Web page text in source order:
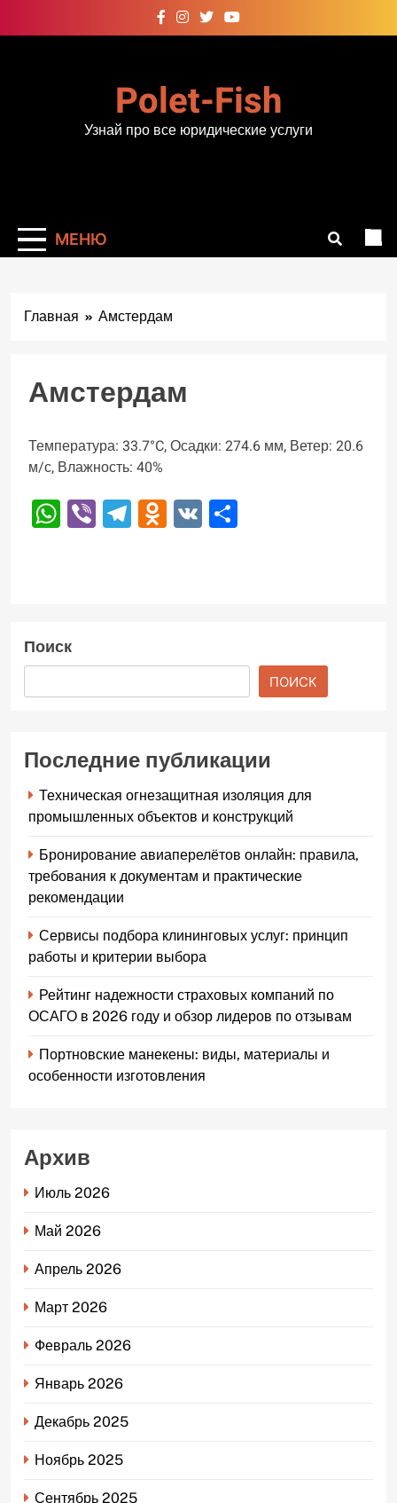
к
Polet-Fish
Узнай про все юридические услуги
МЕНЮ
Главная Амстердам
Амстердам
Температура: 33.7°C, Осадки: 274.6 мм, Ветер: 20.6
м/с, Влажность: 40%
WhatsApp
ViberTelegram
Odnoklassniki
VK
Поиск
ПОИСК
Последние публикации
Техническая огнезащитная изоляция для
промышленных объектов и конструкций
Бронирование авиаперелётов онлайн: правила,
требования к документам и практические
рекомендации
Сервисы подбора клининговых услуг: принцип
работы и критерии выбора
Рейтинг надежности страховых компаний по
ОСАГО в 2026 году и обзор лидеров по отзывам
Портновские манекены: виды, материалы и
особенности изготовления
Архив
Июль 2026
Май 2026
Апрель 2026
Март 2026
Февраль 2026
Январь 2026
Декабрь 2025
Ноябрь 2025
Сентябрь 2025